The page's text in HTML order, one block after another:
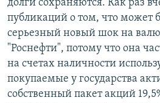
долги сохраняются. Как раз
публикаций о том, что может
серьезный новый шок на
"Роснефти", потому что она
на счетах наличности
покупаемые у государства
собственный пакет акций